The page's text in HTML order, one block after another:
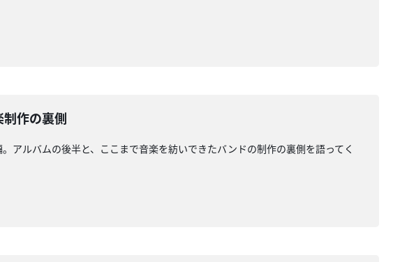
作の裏側
アルバムの後半と、ここまで音楽を紡いできたバンドの制作の裏側を語ってく